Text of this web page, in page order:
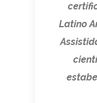
Latino